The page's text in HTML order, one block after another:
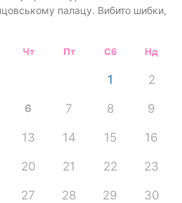
палацу. Вибито шибки,
Чт Пт Сб Нд
1 2
6 7 8 9
13 14 15 16
20 21 22 23
27 28 29 30